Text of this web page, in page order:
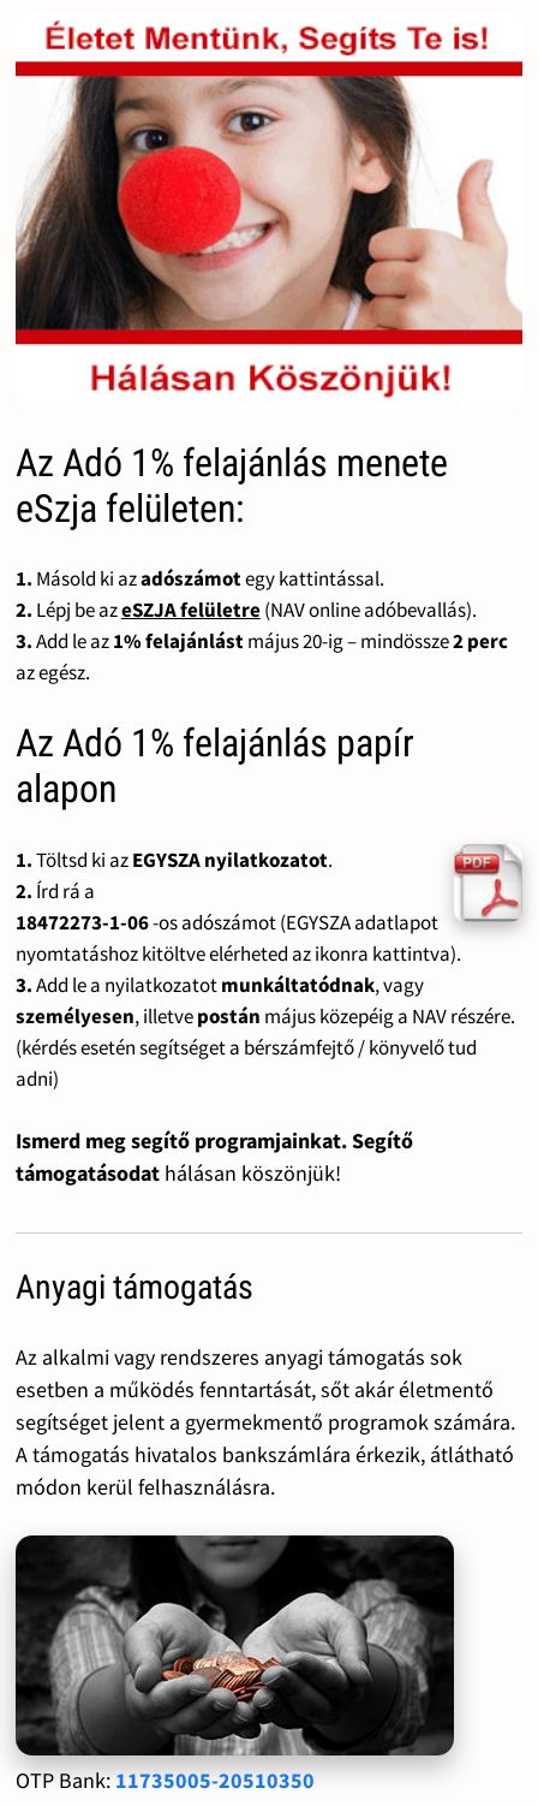
Az Adó 1% felajánlás menete
eSzja felületen:
1. Másold ki azadószámotegy kattintással.
2. Lépj be azeSZJA felületre(NAV online adóbevallás).
3.Add le az1% felajánlástmájus 20-ig – mindössze2 perc
az egész.
Az Adó 1% felajánlás papír
alapon
1.Töltsd ki azEGYSZA nyilatkozatot.
2. Írd rá a
18472273-1-06-os adószámot (EGYSZA adatlapot
nyomtatáshoz kitöltve elérheted az ikonra kattintva).
3.Add le a nyilatkozatotmunkáltatódnak, vagy
személyesen, illetvepostán május közepéig a NAV részére.
(kérdés esetén segítséget a bérszámfejtő / könyvelő tud
adni)
Ismerd meg segítő programjainkat. Segítő
támogatásodat hálásan köszönjük!
Anyagi támogatás
Az alkalmi vagy rendszeres anyagi támogatás sok
esetben a működés fenntartását, sőt akár életmentő
segítséget jelent a gyermekmentő programok számára.
A támogatás hivatalos bankszámlára érkezik, átlátható
módon kerül felhasználásra.
OTP Bank: 11735005-20510350